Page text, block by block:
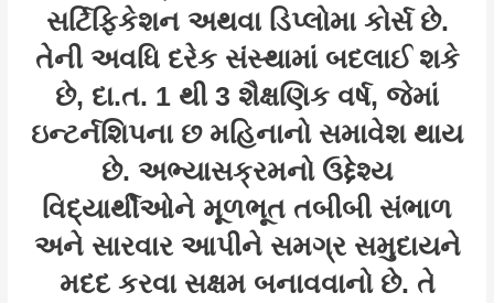
સર્ટિફિકેશન અથવા ડિપ્લોમા કોર્સ છે.
તેની અવધિ દરેક સંસ્થામાં બદલાઈ શકે
છે, દા.ત. 1 થી 3 શૈક્ષણિક વર્ષ, જેમાં
ઇન્ટર્નશિપના છ મહિનાનો સમાવેશ થાય
છે. અભ્યાસક્રમનો ઉદ્દેશ્ય
વિદ્યાર્થીઓને મૂળભૂત તબીબી સંભાળ
અને સારવાર આપીને સમગ્ર સમુદાયને
મદદ કરવા સક્ષમ બનાવવાનો છે. તે